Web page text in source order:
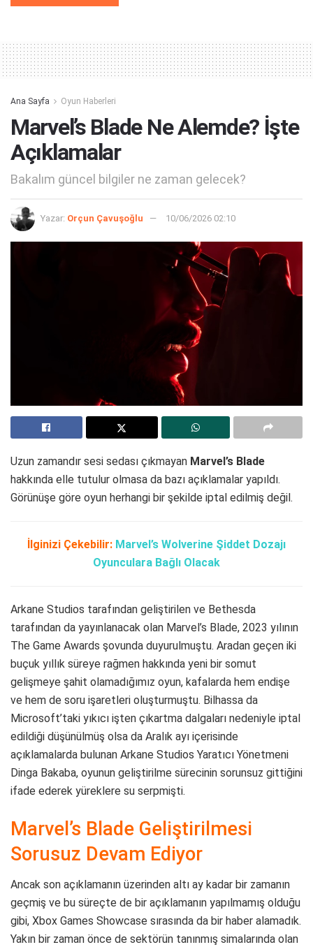
Ana Sayfa Oyun Haberleri
Marvel’s Blade Ne Alemde? İşte
Açıklamalar
Bakalım güncel bilgiler ne zaman gelecek?
Yazar: Orçun Çavuşoğlu 10/06/2026 02:10
Uzun zamandır sesi sedası çıkmayan Marvel’s Blade
hakkında elle tutulur olmasa da bazı açıklamalar yapıldı.
Görünüşe göre oyun herhangi bir şekilde iptal edilmiş değil.
İlginizi Çekebilir: Marvel’s Wolverine Şiddet Dozajı
Oyunculara Bağlı Olacak
Arkane Studios tarafından geliştirilen ve Bethesda
tarafından da yayınlanacak olan Marvel’s Blade, 2023 yılının
The Game Awards şovunda duyurulmuştu. Aradan geçen iki
buçuk yıllık süreye rağmen hakkında yeni bir somut
gelişmeye şahit olamadığımız oyun, kafalarda hem endişe
ve hem de soru işaretleri oluşturmuştu. Bilhassa da
Microsoft’taki yıkıcı işten çıkartma dalgaları nedeniyle iptal
edildiği düşünülmüş olsa da Aralık ayı içerisinde
açıklamalarda bulunan Arkane Studios Yaratıcı Yönetmeni
Dinga Bakaba, oyunun geliştirilme sürecinin sorunsuz gittiğini
ifade ederek yüreklere su serpmişti.
Marvel’s Blade Geliştirilmesi
Sorusuz Devam Ediyor
Ancak son açıklamanın üzerinden altı ay kadar bir zamanın
geçmiş ve bu süreçte de bir açıklamanın yapılmamış olduğu
gibi, Xbox Games Showcase sırasında da bir haber alamadık.
Yakın bir zaman önce de sektörün tanınmış simalarında olan